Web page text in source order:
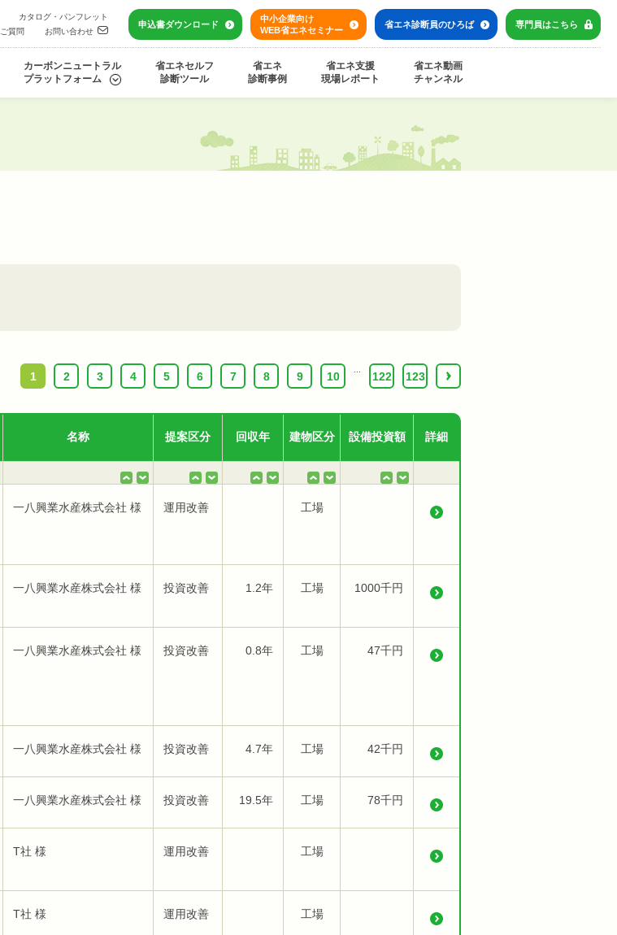
カタログ・パンフレット
質問
お問い合わせ
申込書ダウンロード
中小企業向け
WEB省エネセミナー
省エネ診断員のひろば 専門員はこちら
カーボンニュートラル
プラットフォーム
省エネセルフ
診断ツール
省エネ
診断事例
省エネ支援
現場レポート
省エネ動画
チャンネル
1
2 3 4 5 6 7 8 9 10 122 123 ›
名称 提案区分 回収年 建物区分 設備投資額 詳細
一八興業水産株式会社 様 運用改善 工場
一八興業水産株式会社 様 投資改善 1.2年 工場 1000千円
一八興業水産株式会社 様 投資改善 0.8年 工場 47千円
一八興業水産株式会社 様 投資改善 4.7年 工場 42千円
一八興業水産株式会社 様 投資改善 19.5年 工場 78千円
T社 様 運用改善 工場
T社 様 運用改善 工場